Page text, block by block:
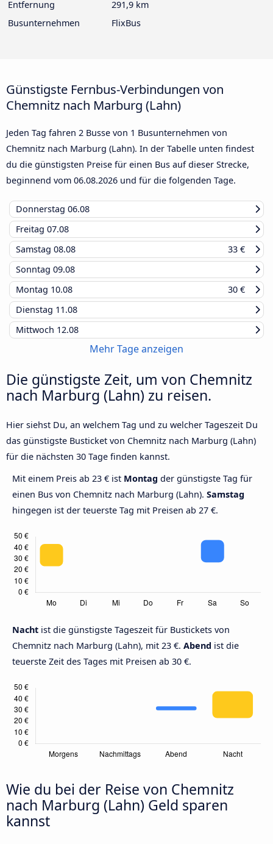
Entfernung
291,9 km
Busunternehmen
FlixBus
Günstigste Fernbus-Verbindungen von
Chemnitz nach Marburg (Lahn)
Jeden Tag fahren 2 Busse von 1 Busunternehmen von
Chemnitz nach Marburg (Lahn). In der Tabelle unten findest
du die günstigsten Preise für einen Bus auf dieser Strecke,
beginnend vom 06.08.2026 und für die folgenden Tage.
Donnerstag 06.08
Freitag 07.08
Samstag 08.08
33 €
Sonntag 09.08
Montag 10.08
30 €
Dienstag 11.08
Mittwoch 12.08
Mehr Tage anzeigen
Die günstigste Zeit, um von Chemnitz
nach Marburg (Lahn) zu reisen.
Hier siehst Du, an welchem Tag und zu welcher Tageszeit Du
das günstigste Busticket von Chemnitz nach Marburg (Lahn)
für die nächsten 30 Tage finden kannst.
Mit einem Preis ab 23 € ist Montag der günstigste Tag für
einen Bus von Chemnitz nach Marburg (Lahn). Samstag
hingegen ist der teuerste Tag mit Preisen ab 27 €.
Nacht ist die günstigste Tageszeit für Bustickets von
Chemnitz nach Marburg (Lahn), mit 23 €. Abend ist die
teuerste Zeit des Tages mit Preisen ab 30 €.
Wie du bei der Reise von Chemnitz
nach Marburg (Lahn) Geld sparen
kannst